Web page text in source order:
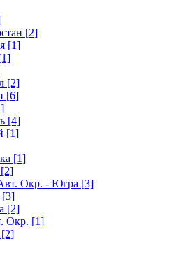
[2]
[1]
[2]
[6]
[4]
[1]
[1]
[2]
Окр. - Югра [3]
[3]
[2]
Окр. [1]
[2]